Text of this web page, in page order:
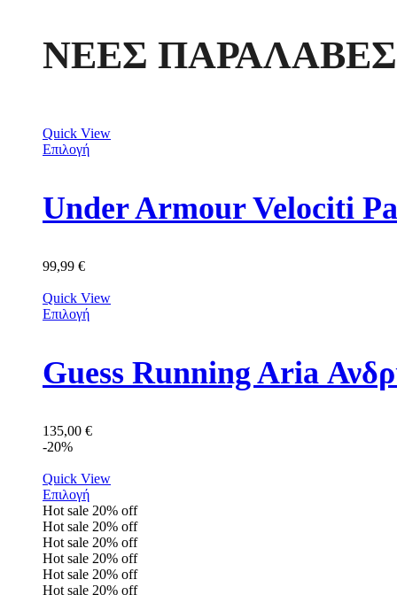
ΝΕΕΣ ΠΑΡΑΛΑΒΕΣ
Quick View
Επιλογή
Under Armour Velociti
99,99 €
Quick View
Επιλογή
Guess Running Aria
135,00 €
-20%
Quick View
Επιλογή
Hot sale 20% off
Hot sale 20% off
Hot sale 20% off
Hot sale 20% off
Hot sale 20% off
Hot sale 20% off